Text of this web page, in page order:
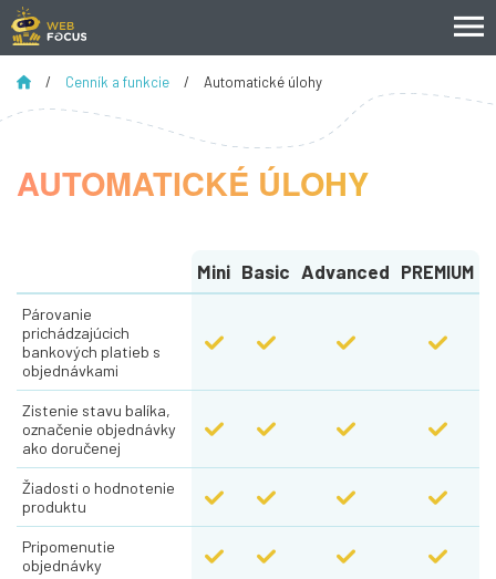
AUTOMATICKÉ ÚLOHY
/ Cenník a funkcie / Automatické úlohy
Mini Basic Advanced PREMIUM
Párovanie
prichádzajúcich
bankových platieb s
objednávkami
Zistenie stavu balíka,
označenie objednávky
ako doručenej
Žiadosti o hodnotenie
produktu
Pripomenutie
objednávky